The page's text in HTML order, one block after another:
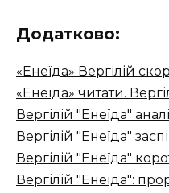
Додатково:
«Енеїда» Вергілій
«Енеїда» читати.
Вергілій "Енеїда"
Вергілій "Енеїда"
Вергілій "Енеїда"
Вергілій "Енеїда":